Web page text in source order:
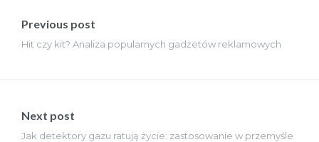
wpisu
Previous post
Hit czy kit? Analiza popularnych gadżetów reklamowych
Next post
Jak detektory gazu ratują życie: zastosowanie w przemyśle